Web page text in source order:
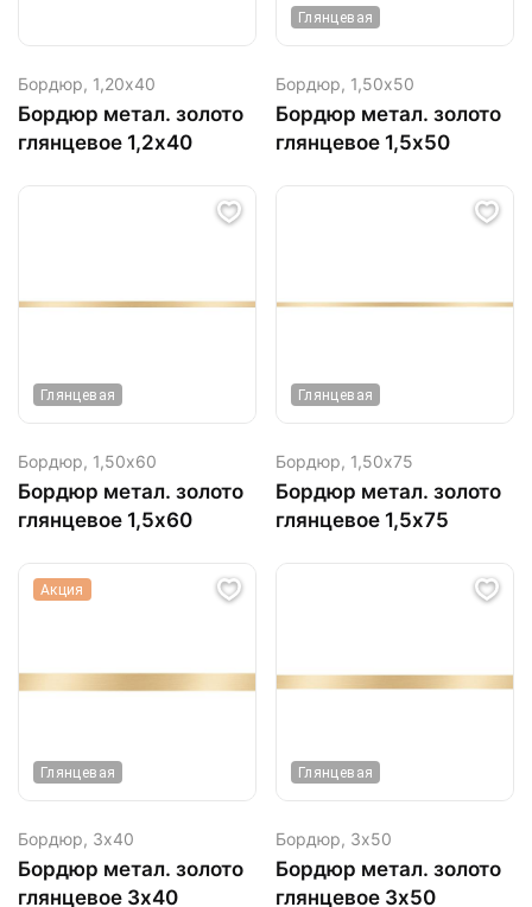
Бордюр, 1,20х40
Бордюр метал. золото
глянцевое 1,2х40
Глянцевая
Бордюр, 1,50х50
Бордюр метал. золото
глянцевое 1,5х50
Глянцевая
Бордюр, 1,50х60
Бордюр метал. золото
глянцевое 1,5х60
Глянцевая
Бордюр, 1,50х75
Бордюр метал. золото
глянцевое 1,5х75
Акция
Глянцевая
Бордюр, 3х40
Бордюр метал. золото
глянцевое 3х40
Глянцевая
Бордюр, 3х50
Бордюр метал. золото
глянцевое 3х50